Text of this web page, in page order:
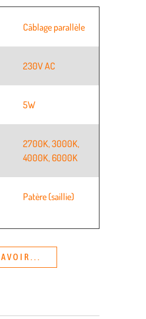
Câblage parallèle
230V AC
5W
2700K,3000K,
4000K,6000K
Patère (saillie)